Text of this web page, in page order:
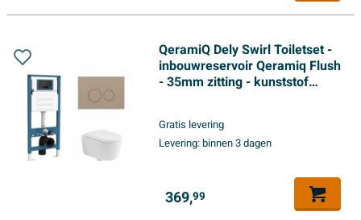
QeramiQ Dely Swirl Toiletset -
inbouwreservoir Qeramiq Flush
- 35mm zitting - kunststof
Gratis levering
Levering:binnen 3 dagen
369,99